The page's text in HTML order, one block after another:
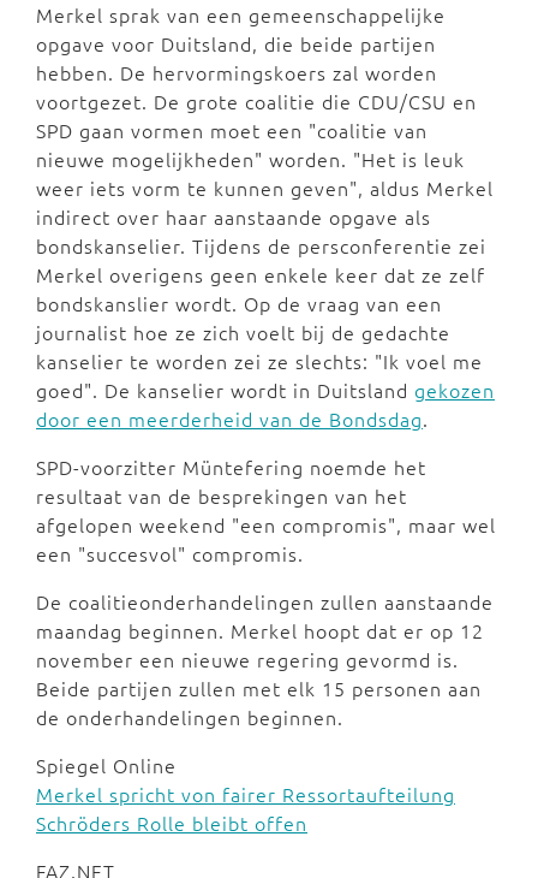
Merkel sprak van een gemeenschappelijke
opgave voor Duitsland, die beide partijen
hebben. De hervormingskoers zal worden
voortgezet. De grote coalitie die CDU/CSU en
SPD gaan vormen moet een "coalitie van
nieuwe mogelijkheden" worden. "Het is leuk
weer iets vorm te kunnen geven", aldus Merkel
indirect over haar aanstaande opgave als
bondskanselier. Tijdens de persconferentie zei
Merkel overigens geen enkele keer dat ze zelf
bondskanslier wordt. Op de vraag van een
journalist hoe ze zich voelt bij de gedachte
kanselier te worden zei ze slechts: "Ik voel me
goed". De kanselier wordt in Duitsland gekozen
door een meerderheid van de Bondsdag.
SPD-voorzitter Müntefering noemde het
resultaat van de besprekingen van het
afgelopen weekend "een compromis", maar wel
een "succesvol" compromis.
De coalitieonderhandelingen zullen aanstaande
maandag beginnen. Merkel hoopt dat er op 12
november een nieuwe regering gevormd is.
Beide partijen zullen met elk 15 personen aan
de onderhandelingen beginnen.
Spiegel Online
Merkel spricht von fairer Ressortaufteilung
Schröders Rolle bleibt offen
FAZ.NET